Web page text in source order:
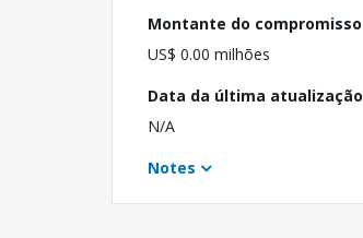
Montante do compromisso
US$ 0.00 milhões
Data da última atualização
N/A
Notes